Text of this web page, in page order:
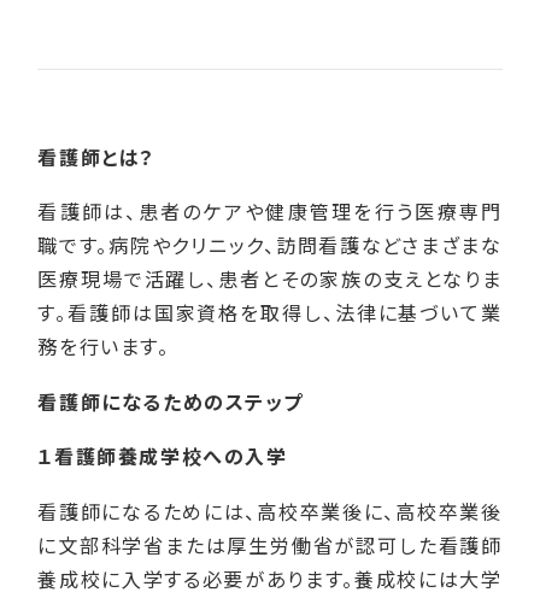
看護師とは？
看護師は、患者のケアや健康管理を行う医療専門
職です。病院やクリニック、訪問看護などさまざまな
医療現場で活躍し、患者とその家族の支えとなりま
す。看護師は国家資格を取得し、法律に基づいて業
務を行います。
看護師になるためのステップ
１看護師養成学校への入学
看護師になるためには、高校卒業後に、高校卒業後
に文部科学省または厚生労働省が認可した看護師
養成校に入学する必要があります。養成校には大学